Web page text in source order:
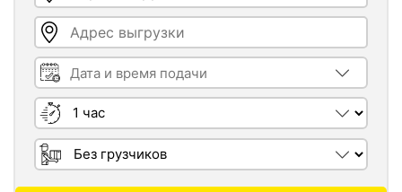
Адрес выгрузки
Дата и время подачи
Длительность
Грузчики